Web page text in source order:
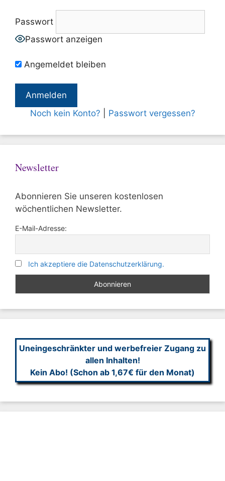
Passwort
Passwort anzeigen
Angemeldet bleiben
Noch kein Konto? Passwort vergessen?
Newsletter
Abonnieren Sie unseren kostenlosen
wöchentlichen Newsletter.
E-Mail-Adresse:
Ich akzeptiere die Datenschutzerklärung.
Uneingeschränkter und werbefreier Zugang zu
allen Inhalten!
Kein Abo! (Schon ab 1,67€ für den Monat)